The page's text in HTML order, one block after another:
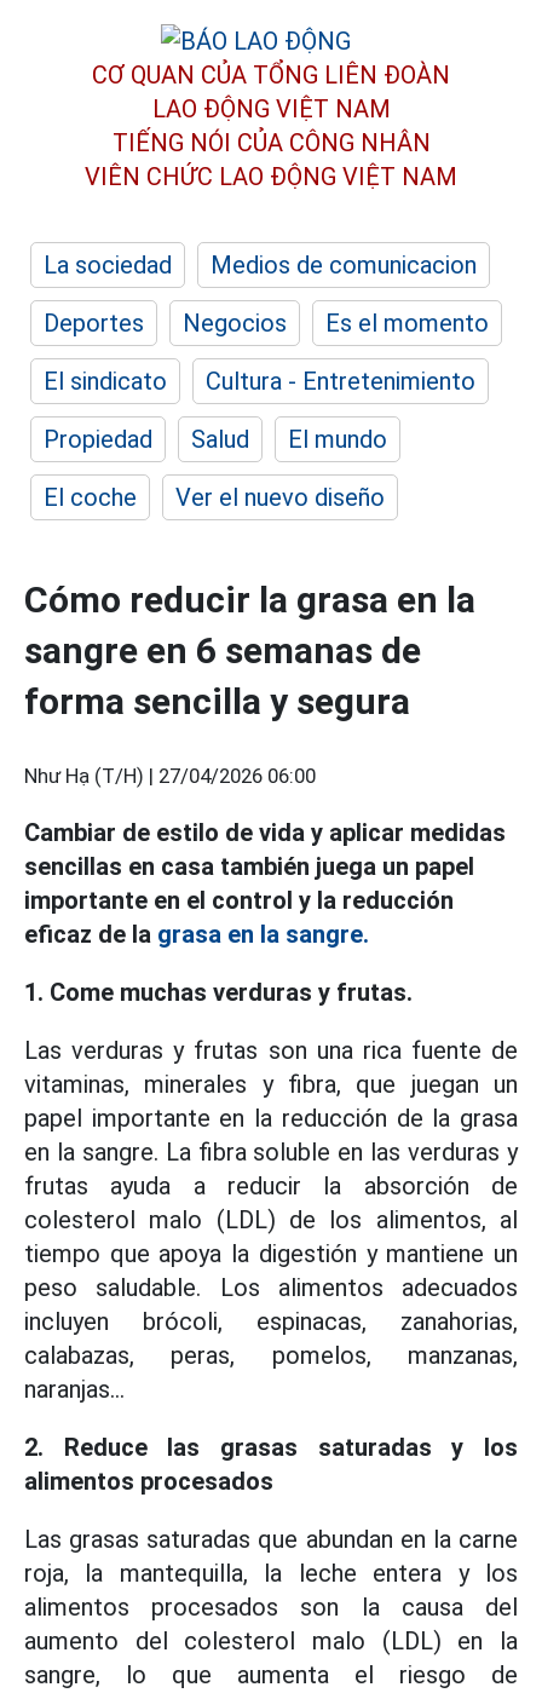
CƠ QUAN CỦA TỔNG LIÊN ĐOÀN
LAO ĐỘNG VIỆT NAM
TIẾNG NÓI CỦA CÔNG NHÂN
VIÊN CHỨC LAO ĐỘNG VIỆT NAM
La sociedad
Medios de comunicacion
Deportes
Negocios
Es el momento
El sindicato
Cultura - Entretenimiento
Propiedad
Salud
El mundo
El coche
Ver el nuevo diseño
Cómo reducir la grasa en la
sangre en 6 semanas de
forma sencilla y segura
Như Hạ (T/H) | 27/04/2026 06:00
Cambiar de estilo de vida y aplicar medidas
sencillas en casa también juega un papel
importante en el control y la reducción
eficaz de la grasa en la sangre.
1. Come muchas verduras y frutas.
Las verduras y frutas son una rica fuente de
vitaminas, minerales y fibra, que juegan un
papel importante en la reducción de la grasa
en la sangre. La fibra soluble en las verduras y
frutas ayuda a reducir la absorción de
colesterol malo (LDL) de los alimentos, al
tiempo que apoya la digestión y mantiene un
peso saludable. Los alimentos adecuados
incluyen brócoli, espinacas, zanahorias,
calabazas, peras, pomelos, manzanas,
naranjas...
2. Reduce las grasas saturadas y los
alimentos procesados
Las grasas saturadas que abundan en la carne
roja, la mantequilla, la leche entera y los
alimentos procesados son la causa del
aumento del colesterol malo (LDL) en la
sangre, lo que aumenta el riesgo de